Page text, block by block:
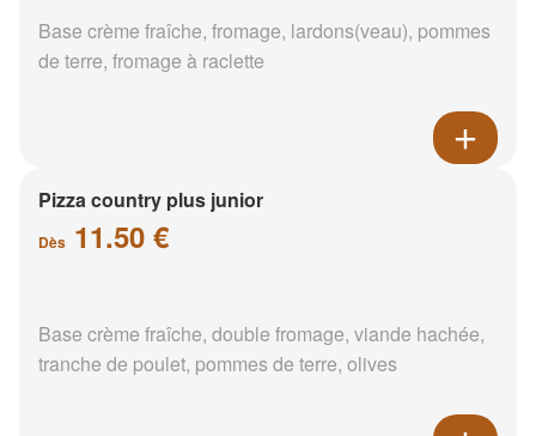
Base crème fraîche, fromage, lardons(veau), pommes
de terre, fromage à raclette
Pizza country plus junior
Dès 11.50 €
Base crème fraîche, double fromage, viande hachée,
tranche de poulet, pommes de terre, olives